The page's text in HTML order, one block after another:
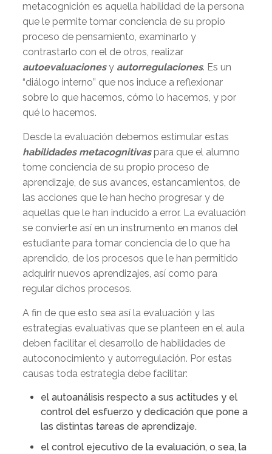
metacognición es aquella habilidad de la persona
que le permite tomar conciencia de su propio
proceso de pensamiento, examinarlo y
contrastarlo con el de otros, realizar
autoevaluacionesy autorregulaciones. Es un
“diálogo interno” que nos induce a reflexionar
sobre lo que hacemos, cómo lo hacemos, y por
qué lo hacemos.
Desde la evaluación debemos estimular estas
habilidades metacognitivaspara que el alumno
tome conciencia de su propio proceso de
aprendizaje, de sus avances, estancamientos, de
las acciones que le han hecho progresar y de
aquellas que le han inducido a error. La evaluación
se convierte así en un instrumento en manos del
estudiante para tomar conciencia de lo que ha
aprendido, de los procesos que le han permitido
adquirir nuevos aprendizajes, así como para
regular dichos procesos.
A fin de que esto sea así la evaluación y las
estrategias evaluativas que se planteen en el aula
deben facilitar el desarrollo de habilidades de
autoconocimiento y autorregulación. Por estas
causas toda estrategia debe facilitar:
el autoanálisis respecto a sus actitudes y el
control del esfuerzo y dedicación que pone a
las distintas tareas de aprendizaje.
el control ejecutivo de la evaluación, o sea, la